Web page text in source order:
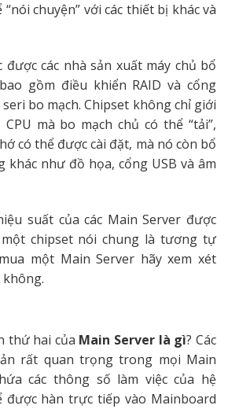
chuyện” với các thiết bị khác và
được các nhà sản xuất máy chủ bổ
gồm điều khiển RAID và cổng
bo mạch. Chipset không chỉ giới
mà bo mạch chủ có thể “tải”,
có thể được cài đặt, mà nó còn bổ
khác như đồ họa, cổng USB và âm
suất của các Main Server được
chipset nói chung là tương tự
một Main Server hãy xem xét
thứ hai của Main Server là gì? Các
rất quan trọng trong mọi Main
các thông số làm việc của hệ
được hàn trực tiếp vào Mainboard